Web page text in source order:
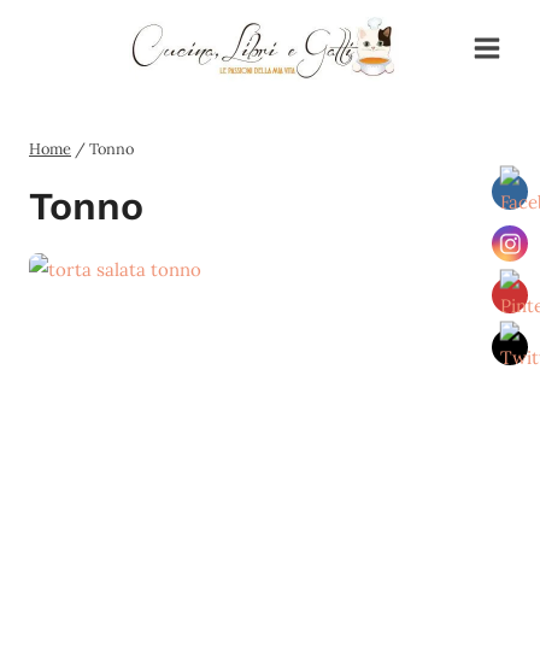
Home /Tonno
Tonno